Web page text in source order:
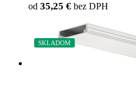
od 35,25 € bez DPH
SKLADOM